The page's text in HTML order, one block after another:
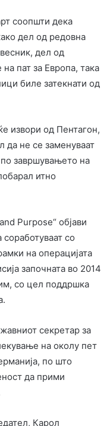
соопшти дека
дел од редовна
дел од
пат за Европа, така
биле затекнати од
извори од Пентагон,
да не се заменуваат
завршувањето на
итно
Purpose“ објави
со
на операцијата
започната во 2014
со цел поддршка
секретар за
на околу пет
по што
да прими
Карол